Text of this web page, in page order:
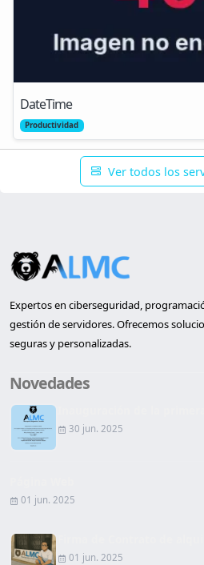
DateTime
Productividad
Ver todos los
Expertos en ciberseguridad,
gestión de servidores. Ofrecemos
seguras y personalizadas.
Novedades
30 jun. 2025
01 jun. 2025
01 jun. 2025